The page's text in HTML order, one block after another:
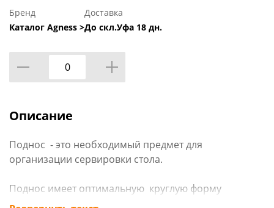
Бренд
Каталог Agness >
Доставка
До скл.Уфа 18 дн.
Описание
Поднос - это необходимый предмет для
организации сервировки стола.
Поднос имеет оптимальную круглую форму
диаметром 33 см и удобные для переноса